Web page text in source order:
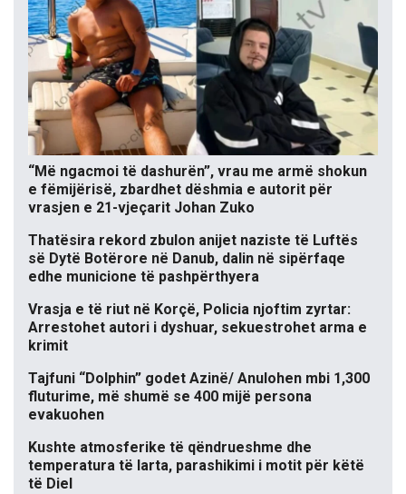
“Më ngacmoi të dashurën”, vrau me armë shokun
e fëmijërisë, zbardhet dëshmia e autorit për
vrasjen e 21-vjeçarit Johan Zuko
Thatësira rekord zbulon anijet naziste të Luftës
së Dytë Botërore në Danub, dalin në sipërfaqe
edhe municione të pashpërthyera
Vrasja e të riut në Korçë, Policia njoftim zyrtar:
Arrestohet autori i dyshuar, sekuestrohet arma e
krimit
Tajfuni “Dolphin” godet Azinë/ Anulohen mbi 1,300
fluturime, më shumë se 400 mijë persona
evakuohen
Kushte atmosferike të qëndrueshme dhe
temperatura të larta, parashikimi i motit për këtë
të Diel